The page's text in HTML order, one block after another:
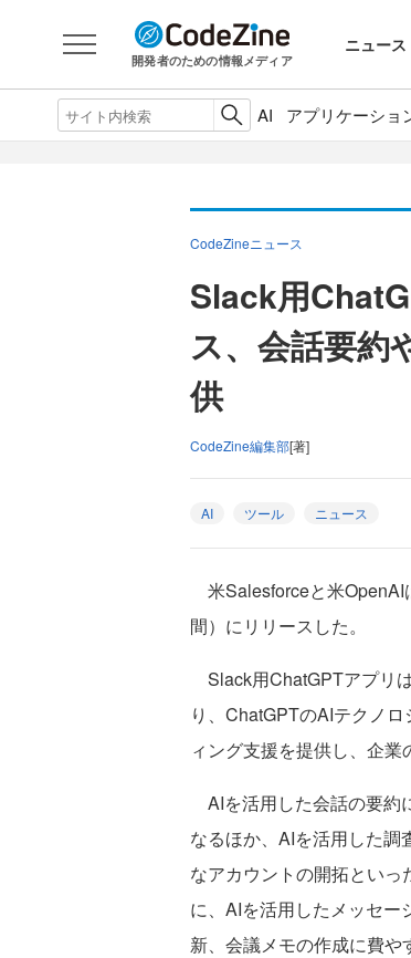
開発者のための情報メディア
ニュース
AI アプリケーショ
CodeZineニュース
Slack用
ス、会話要約
供
CodeZine編集部[著]
AI ツール ニュース
米Salesforceと米OpenAI
間）にリリースした。
Slack用ChatGPTアプリ
り、ChatGPTのAIテクノ
ィング支援を提供し、企業
AIを活用した会話の要約
なるほか、AIを活用した調
なアカウントの開拓とい
に、AIを活用したメッセー
新、会議メモの作成に費や